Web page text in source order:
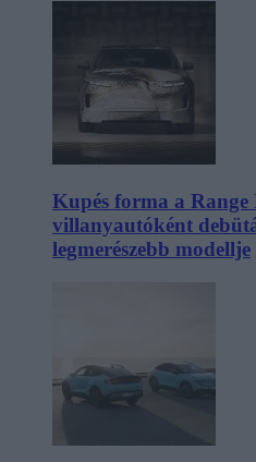
Kupés forma a Range
villanyautóként
legmerészebb modellje